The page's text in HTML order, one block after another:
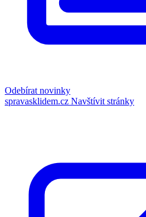
Odebírat novinky
spravasklidem.cz Navštívit stránky